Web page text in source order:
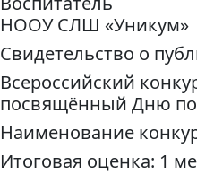
НООУ СЛШ «Уникум»
Свидетельство о
Всероссийский
посвящённый Дню
Наименование
Итоговая оценка: 1